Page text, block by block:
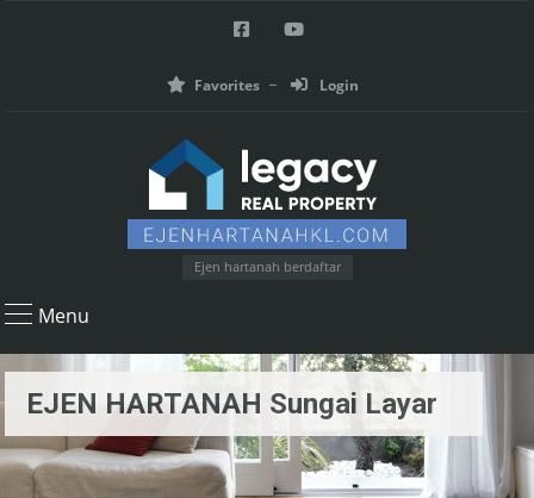
Favorites Login
Ejen hartanah berdaftar
Menu
EJEN HARTANAH Sungai Layar